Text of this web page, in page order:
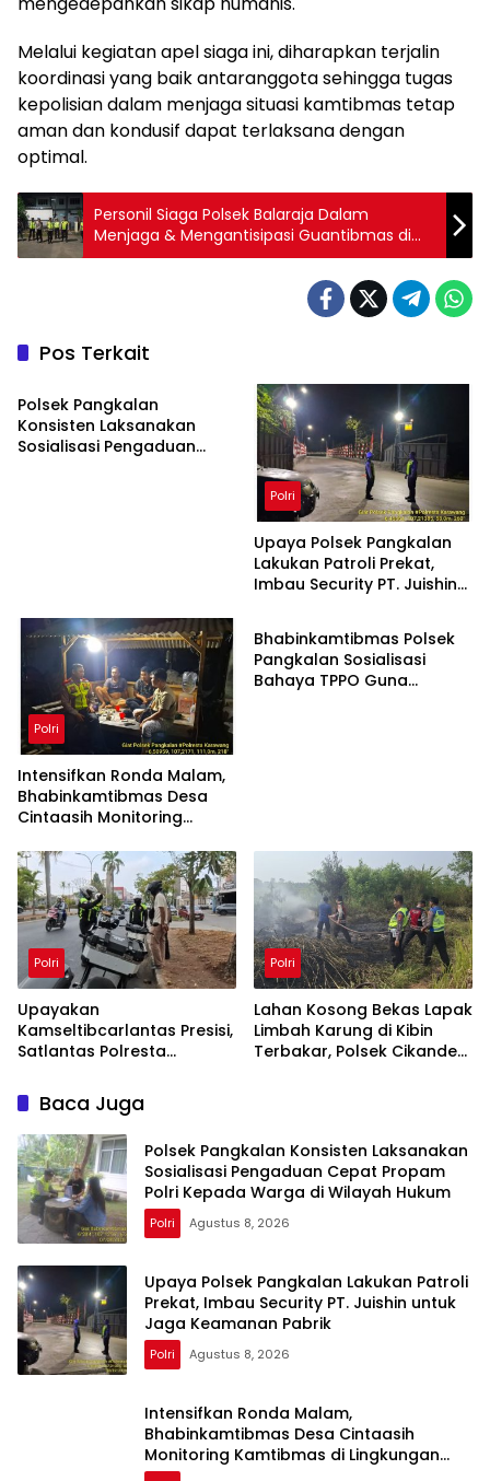
Melalui kegiatan apel siaga ini, diharapkan terjalin
koordinasi yang baik antaranggota sehingga tugas
kepolisian dalam menjaga situasi kamtibmas tetap
aman dan kondusif dapat terlaksana dengan
optimal.
Personil Siaga Polsek Balaraja Dalam
Menjaga & Mengantisipasi Guantibmas di
Mako Polsek Balaraja Polresta Tangerang
Pos Terkait
Polri
Polsek Pangkalan
Konsisten Laksanakan
Sosialisasi Pengaduan
Polri
Upaya Polsek Pangkalan
Lakukan Patroli Prekat,
Imbau Security PT. Juishin
Polri
Intensifkan Ronda Malam,
Bhabinkamtibmas Desa
Cintaasih Monitoring
Masyarakat
Polri
Bhabinkamtibmas Polsek
Pangkalan Sosialisasi
Bahaya TPPO Guna
Polri
Upayakan
Kamseltibcarlantas Presisi,
Satlantas Polresta
Berlalu Lintas Kepada
Pengendara Motor
Polri
Lahan Kosong Bekas Lapak
Limbah Karung di Kibin
Terbakar, Polsek Cikande
Baca Juga
Polsek Pangkalan Konsisten Laksanakan
Sosialisasi Pengaduan Cepat Propam
Polri Kepada Warga di Wilayah Hukum
Polri Agustus 8, 2026
Upaya Polsek Pangkalan Lakukan Patroli
Prekat, Imbau Security PT. Juishin untuk
Jaga Keamanan Pabrik
Polri Agustus 8, 2026
Intensifkan Ronda Malam,
Bhabinkamtibmas Desa Cintaasih
Monitoring Kamtibmas di Lingkungan
Masyarakat